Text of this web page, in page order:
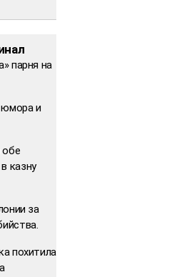
парня на
юмора и
обе
казну
за
похитила